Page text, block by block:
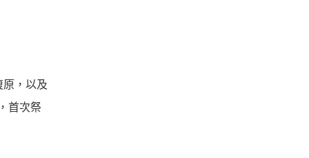
原，以及
首次祭